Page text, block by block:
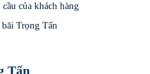
của khách hàng
Trọng Tấn
Tấn